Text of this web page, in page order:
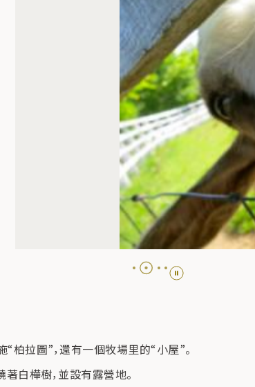
柏拉圖”，還有一個牧場里的“小屋”。
白樺樹，並設有露營地。